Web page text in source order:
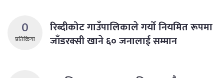
0
प्रतिक्रिया
रिब्दीकोट गाउँपालिकाले गर्याे नियमित रूपमा
जाँडरक्सी खाने ६० जनालाई सम्मान